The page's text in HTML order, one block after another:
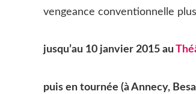
vengeance conventionnelle
jusqu’au 10 janvier 2015 au
puis en tournée (à Annecy,